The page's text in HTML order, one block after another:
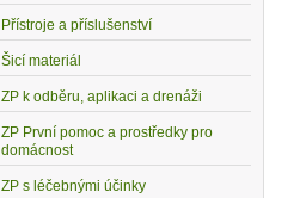
Přístroje a příslušenství
Šicí materiál
ZP k odběru, aplikaci a drenáži
ZP První pomoc a prostředky pro
domácnost
ZP s léčebnými účinky